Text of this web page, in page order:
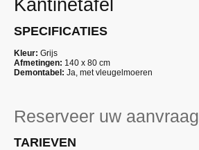
Kantinetafel
SPECIFICATIES
Kleur: Grijs
Afmetingen: 140 x 80 cm
Demontabel: Ja, met vleugelmoeren
Reserveer uw aanvraag
TARIEVEN